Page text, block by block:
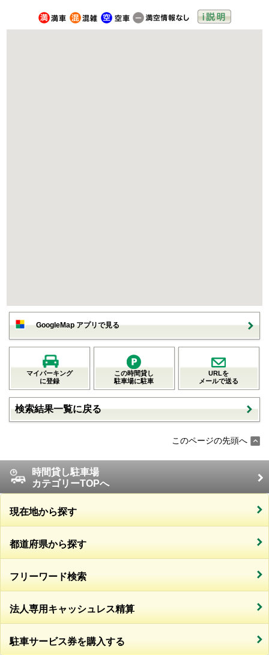
GoogleMap アプリで見る
マイパーキング
に登録
この時間貸し
駐車場に駐車
URLを
メールで送る
検索結果一覧に戻る
このページの先頭へ
時間貸し駐車場
カテゴリーTOPへ
現在地から探す
都道府県から探す
フリーワード検索
法人専用キャッシュレス精算
駐車サービス券を購入する